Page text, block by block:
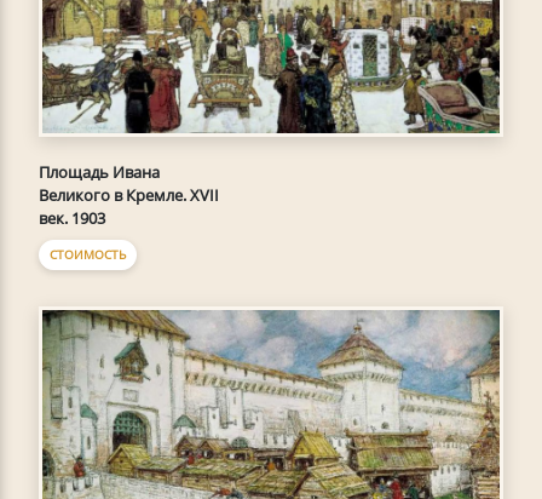
Площадь Ивана
Великого в Кремле. XVII
век. 1903
СТОИМОСТЬ